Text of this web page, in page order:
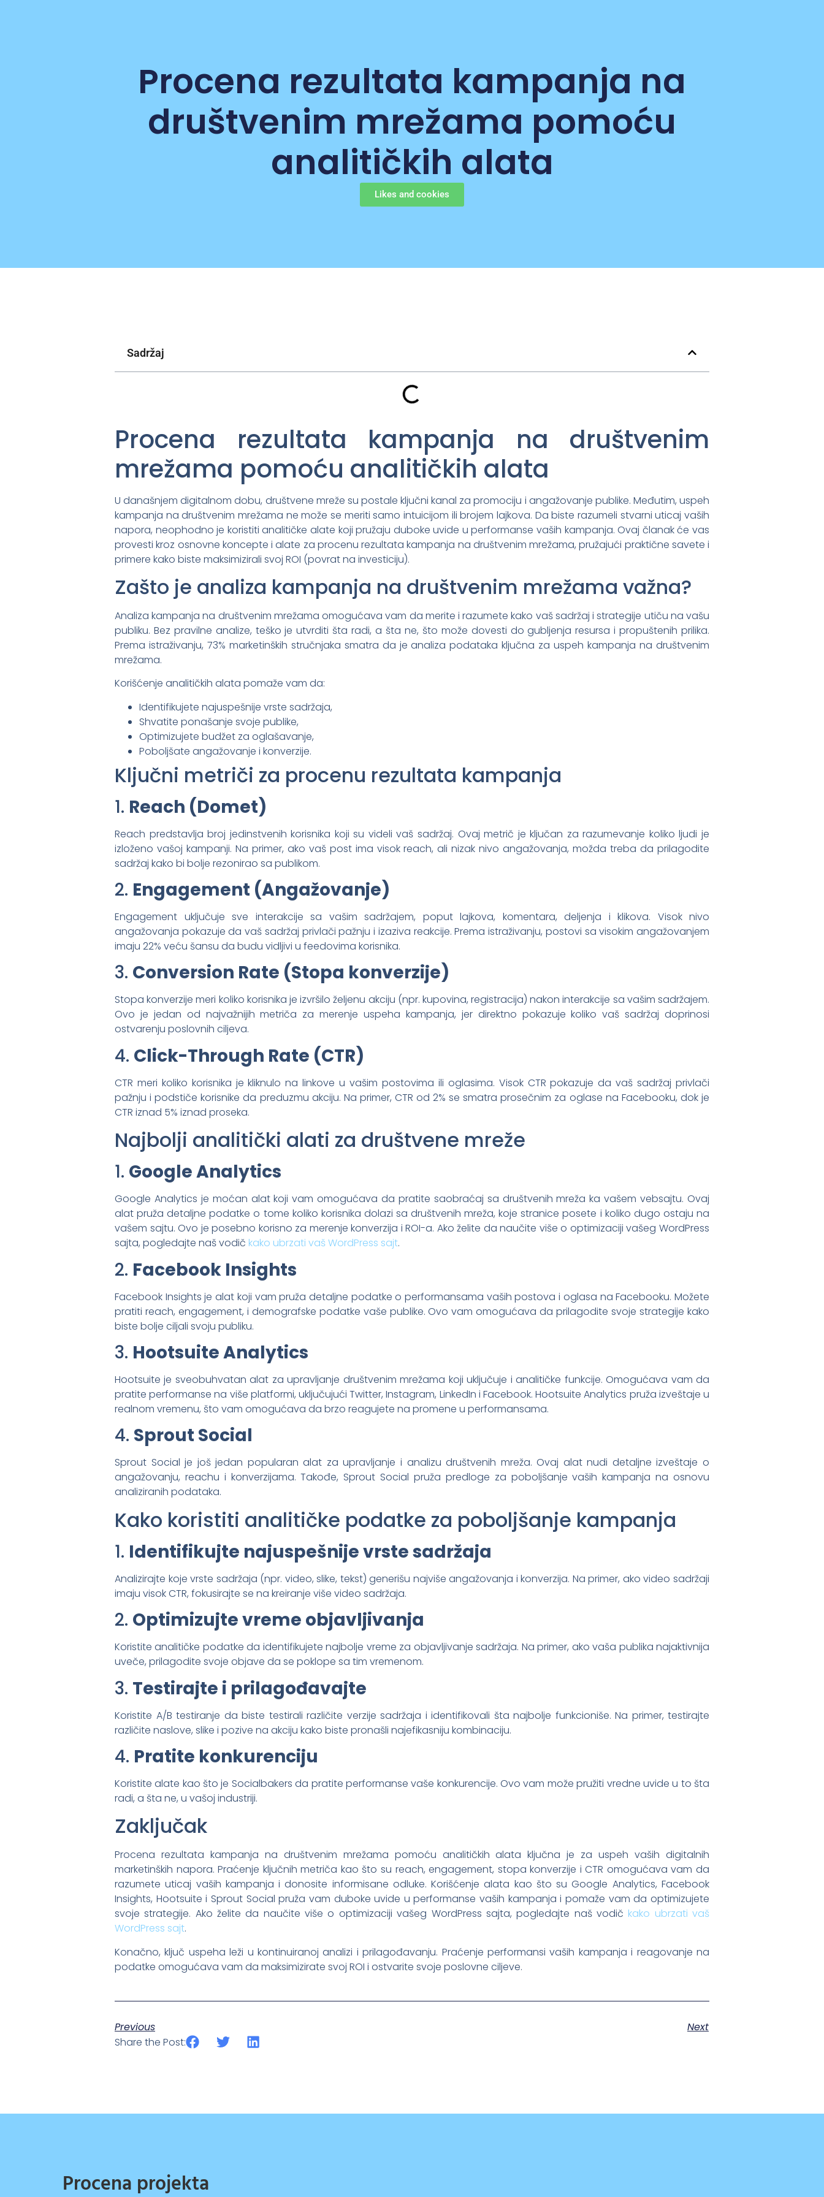
Procena rezultata kampanja na
društvenim mrežama pomoću
analitičkih alata
Likes and cookies
Sadržaj
Procena rezultata kampanja na društvenim
mrežama pomoću analitičkih alata
U današnjem digitalnom dobu, društvene mreže su postale ključni kanal za promociju i angažovanje publike. Međutim, uspeh
kampanja na društvenim mrežama ne može se meriti samo intuicijom ili brojem lajkova. Da biste razumeli stvarni uticaj vaših
napora, neophodno je koristiti analitičke alate koji pružaju duboke uvide u performanse vaših kampanja. Ovaj članak će vas
provesti kroz osnovne koncepte i alate za procenu rezultata kampanja na društvenim mrežama, pružajući praktične savete i
primere kako biste maksimizirali svoj ROI (povrat na investiciju).
Zašto je analiza kampanja na društvenim mrežama važna?
Analiza kampanja na društvenim mrežama omogućava vam da merite i razumete kako vaš sadržaj i strategije utiču na vašu
publiku. Bez pravilne analize, teško je utvrditi šta radi, a šta ne, što može dovesti do gubljenja resursa i propuštenih prilika.
Prema istraživanju, 73% marketinških stručnjaka smatra da je analiza podataka ključna za uspeh kampanja na društvenim
mrežama.
Korišćenje analitičkih alata pomaže vam da:
Identifikujete najuspešnije vrste sadržaja,
Shvatite ponašanje svoje publike,
Optimizujete budžet za oglašavanje,
Poboljšate angažovanje i konverzije.
Ključni metriči za procenu rezultata kampanja
1. Reach (Domet)
Reach predstavlja broj jedinstvenih korisnika koji su videli vaš sadržaj. Ovaj metrič je ključan za razumevanje koliko ljudi je
izloženo vašoj kampanji. Na primer, ako vaš post ima visok reach, ali nizak nivo angažovanja, možda treba da prilagodite
sadržaj kako bi bolje rezonirao sa publikom.
2. Engagement (Angažovanje)
Engagement uključuje sve interakcije sa vašim sadržajem, poput lajkova, komentara, deljenja i klikova. Visok nivo
angažovanja pokazuje da vaš sadržaj privlači pažnju i izaziva reakcije. Prema istraživanju, postovi sa visokim angažovanjem
imaju 22% veću šansu da budu vidljivi u feedovima korisnika.
3. Conversion Rate (Stopa konverzije)
Stopa konverzije meri koliko korisnika je izvršilo željenu akciju (npr. kupovina, registracija) nakon interakcije sa vašim sadržajem.
Ovo je jedan od najvažnijih metriča za merenje uspeha kampanja, jer direktno pokazuje koliko vaš sadržaj doprinosi
ostvarenju poslovnih ciljeva.
4. Click-Through Rate (CTR)
CTR meri koliko korisnika je kliknulo na linkove u vašim postovima ili oglasima. Visok CTR pokazuje da vaš sadržaj privlači
pažnju i podstiče korisnike da preduzmu akciju. Na primer, CTR od 2% se smatra prosečnim za oglase na Facebooku, dok je
CTR iznad 5% iznad proseka.
Najbolji analitički alati za društvene mreže
1. Google Analytics
Google Analytics je moćan alat koji vam omogućava da pratite saobraćaj sa društvenih mreža ka vašem vebsajtu. Ovaj
alat pruža detaljne podatke o tome koliko korisnika dolazi sa društvenih mreža, koje stranice posete i koliko dugo ostaju na
vašem sajtu. Ovo je posebno korisno za merenje konverzija i ROI-a. Ako želite da naučite više o optimizaciji vašeg WordPress
sajta, pogledajte naš vodič kako ubrzati vaš WordPress sajt.
2. Facebook Insights
Facebook Insights je alat koji vam pruža detaljne podatke o performansama vaših postova i oglasa na Facebooku. Možete
pratiti reach, engagement, i demografske podatke vaše publike. Ovo vam omogućava da prilagodite svoje strategije kako
biste bolje ciljali svoju publiku.
3. Hootsuite Analytics
Hootsuite je sveobuhvatan alat za upravljanje društvenim mrežama koji uključuje i analitičke funkcije. Omogućava vam da
pratite performanse na više platformi, uključujući Twitter, Instagram, LinkedIn i Facebook. Hootsuite Analytics pruža izveštaje u
realnom vremenu, što vam omogućava da brzo reagujete na promene u performansama.
4. Sprout Social
Sprout Social je još jedan popularan alat za upravljanje i analizu društvenih mreža. Ovaj alat nudi detaljne izveštaje o
angažovanju, reachu i konverzijama. Takođe, Sprout Social pruža predloge za poboljšanje vaših kampanja na osnovu
analiziranih podataka.
Kako koristiti analitičke podatke za poboljšanje kampanja
1. Identifikujte najuspešnije vrste sadržaja
Analizirajte koje vrste sadržaja (npr. video, slike, tekst) generišu najviše angažovanja i konverzija. Na primer, ako video sadržaji
imaju visok CTR, fokusirajte se na kreiranje više video sadržaja.
2. Optimizujte vreme objavljivanja
Koristite analitičke podatke da identifikujete najbolje vreme za objavljivanje sadržaja. Na primer, ako vaša publika najaktivnija
uveče, prilagodite svoje objave da se poklope sa tim vremenom.
3. Testirajte i prilagođavajte
Koristite A/B testiranje da biste testirali različite verzije sadržaja i identifikovali šta najbolje funkcioniše. Na primer, testirajte
različite naslove, slike i pozive na akciju kako biste pronašli najefikasniju kombinaciju.
4. Pratite konkurenciju
Koristite alate kao što je Socialbakers da pratite performanse vaše konkurencije. Ovo vam može pružiti vredne uvide u to šta
radi, a šta ne, u vašoj industriji.
Zaključak
Procena rezultata kampanja na društvenim mrežama pomoću analitičkih alata ključna je za uspeh vaših digitalnih
marketinških napora. Praćenje ključnih metriča kao što su reach, engagement, stopa konverzije i CTR omogućava vam da
razumete uticaj vaših kampanja i donosite informisane odluke. Korišćenje alata kao što su Google Analytics, Facebook
Insights, Hootsuite i Sprout Social pruža vam duboke uvide u performanse vaših kampanja i pomaže vam da optimizujete
svoje strategije. Ako želite da naučite više o optimizaciji vašeg WordPress sajta, pogledajte naš vodič kako ubrzati vaš
WordPress sajt.
Konačno, ključ uspeha leži u kontinuiranoj analizi i prilagođavanju. Praćenje performansi vaših kampanja i reagovanje na
podatke omogućava vam da maksimizirate svoj ROI i ostvarite svoje poslovne ciljeve.
Previous
Next
Share the Post:
Procena projekta